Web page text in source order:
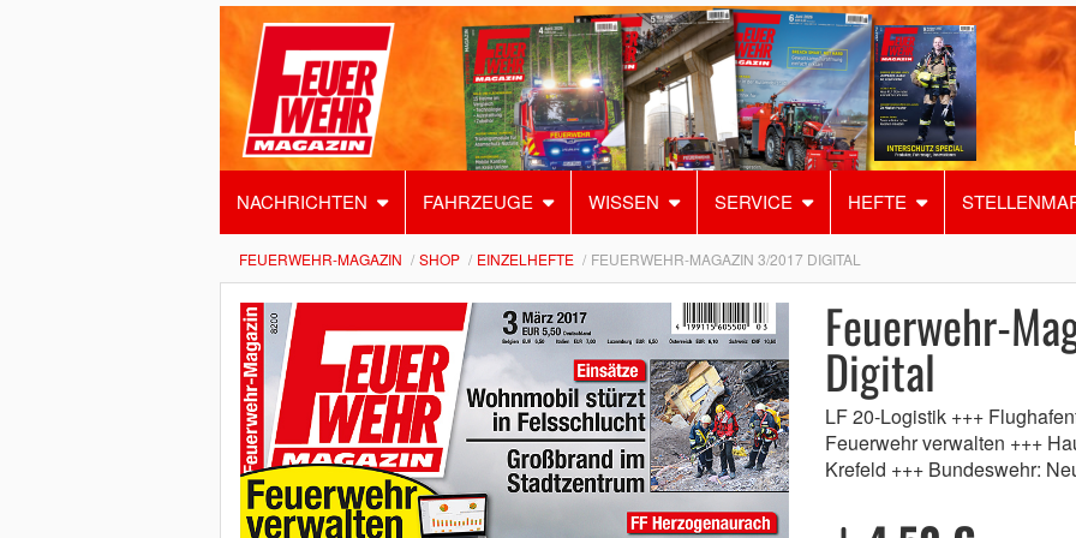
NACHRICHTEN FAHRZEUGE WISSEN SERVICE HEFTE
FEUERWEHR-MAGAZIN SHOP EINZELHEFTE FEUERWEHR-MAGAZIN 3/2017 DIGITAL
Feuerwehr-
Digital
LF 20-Logistik +++
Feuerwehr verwalten +++
Krefeld +++ Bundeswehr: